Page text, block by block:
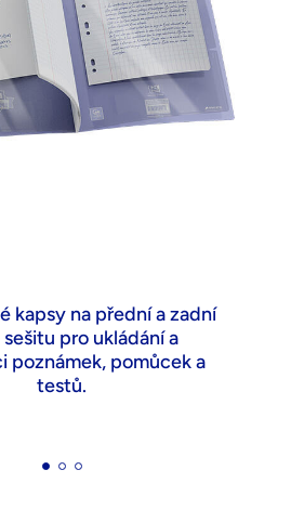
kapsy na přední a zadní
pro ukládání a
poznámek, pomůcek a
testů.